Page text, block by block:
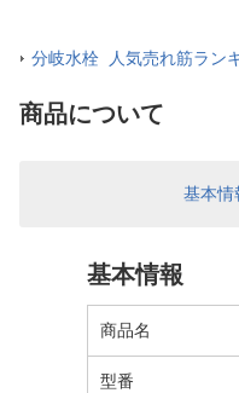
分岐水栓 人気売れ筋ラン
商品について
基本情
基本情報
商品名
型番